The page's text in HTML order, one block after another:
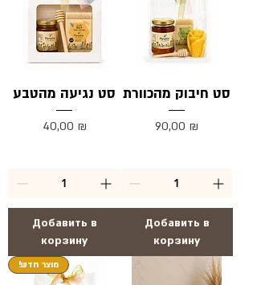
סט נגיעה מהטבע
Цена
40,00 ₪
Добавить в
корзину
סט חיבוק מהכוורת
Цена
90,00 ₪
Добавить в
корзину
!מוצר חדש